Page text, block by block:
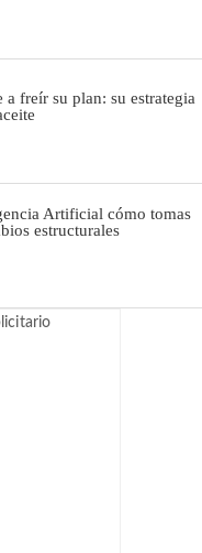
a freír su plan: su estrategia
Artificial cómo tomas
estructurales